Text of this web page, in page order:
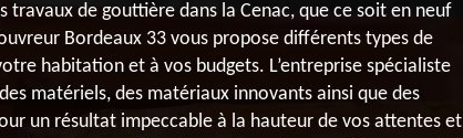
travaux de gouttière dans la Cenac, que ce soit en neuf
Bordeaux 33 vous propose différents types de
habitation et à vos budgets. L’entreprise spécialiste
matériels, des matériaux innovants ainsi que des
un résultat impeccable à la hauteur de vos attentes et